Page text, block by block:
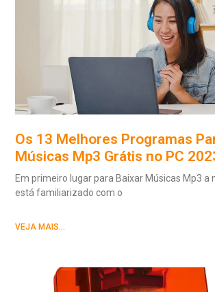
Os 13 Melhores Programas
Músicas Mp3 Grátis no PC
Em primeiro lugar para Baixar Músicas Mp3 a
está familiarizado com o
VEJA MAIS...